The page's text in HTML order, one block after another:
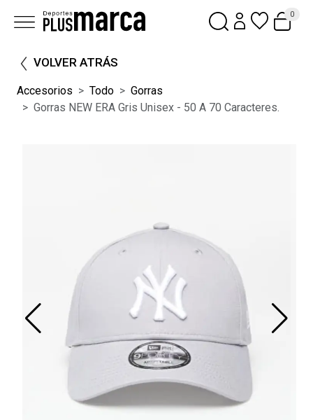
0
VOLVER ATRÁS
Accesorios Todo
Gorras
Gorras NEW ERA Gris Unisex - 50 A 70 Caracteres.